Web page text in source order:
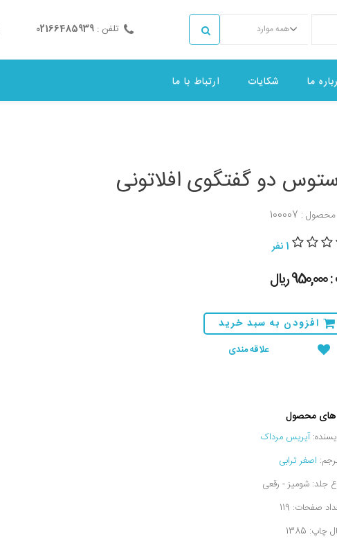
همه موارد تلفن : 02166485939
ما شکایات ارتباط با ما
دو گفتگوی افلاتونی
: 100007
1 نفر
افزودن به سبد خرید
علاقه مندی
های محصول
آیریس مرداک
اصغر ترابی
جلد: شومیز - رقعی
صفحات: 119
چاپ: 1385